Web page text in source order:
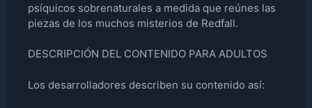
psíquicos sobrenaturales a medida que reúnes las
piezas de los muchos misterios de Redfall.
DESCRIPCIÓN DEL CONTENIDO PARA ADULTOS
Los desarrolladores describen su contenido así: